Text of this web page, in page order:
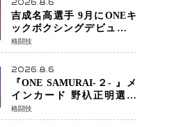
2026.8.6
吉成名高選手 9月にONEキ
ックボクシングデビュー決
定 チャトリCEOがサプライ
ズ発表 2カ月連続参戦へ
格闘技
2026.8.6
『ONE SAMURAI-２- 』メ
インカード 野杁正明選手
「彼を倒して勝つ」 リウ・
メンヤンとの因縁に決着へ
格闘技